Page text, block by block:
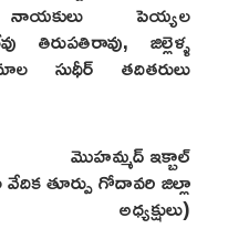
పెయ్యల
తిరుపతిరావు, జిల్లెళ్ళ
సుధీర్ తదితరులు
మొహమ్మద్ ఇక్బాల్
తూర్పు గోదావరి జిల్లా
అధ్యక్షులు)